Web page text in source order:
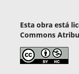
Esta obra está
Commons